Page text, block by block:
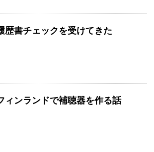
歴書チェックを受けてきた
ィンランドで補聴器を作る話